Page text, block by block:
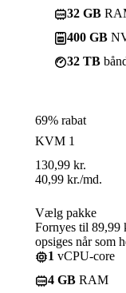
32 GB
400 GB
32 TB
69% rabat
KVM 1
130,99 kr.
40,99 kr./md.
Vælg pakke
Fornyes til 89,99
opsiges når som
1 vCPU-core
4 GB RAM